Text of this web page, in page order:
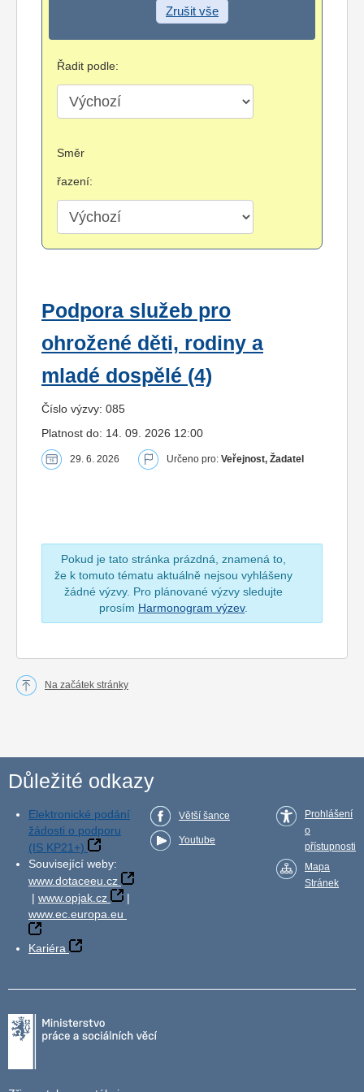
Zrušit vše
Řadit podle:
Směr
řazení:
Podpora služeb pro
ohrožené děti, rodiny a
mladé dospělé (4)
Číslo výzvy: 085
Platnost do: 14. 09. 2026 12:00
29. 6. 2026 Určeno pro: Veřejnost, Žadatel
Pokud je tato stránka prázdná, znamená to,
že k tomuto tématu aktuálně nejsou vyhlášeny
žádné výzvy. Pro plánované výzvy sledujte
prosím Harmonogram výzev.
Na začátek stránky
Důležité odkazy
Elektronické podání
žádosti o podporu
(IS KP21+)
Související weby:
www.dotaceeu.cz
| www.opjak.cz
|
www.ec.europa.eu
Kariéra
Větší šance
Youtube
Prohlášení
o
přístupnosti
Mapa
Stránek